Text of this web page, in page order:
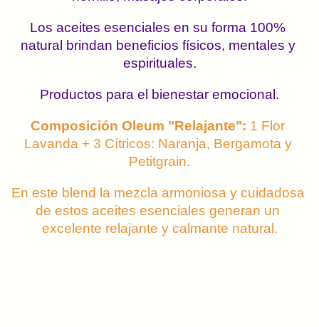
Los aceites esenciales en su forma 100%
natural brindan beneficios físicos, mentales y
espirituales.
Productos para el bienestar emocional.
Composición Oleum "Relajante": 1 Flor
Lavanda + 3 Cítricos: Naranja, Bergamota y
Petitgrain.
En este blend la mezcla armoniosa y cuidadosa
de estos aceites esenciales generan un
excelente relajante y calmante natural.